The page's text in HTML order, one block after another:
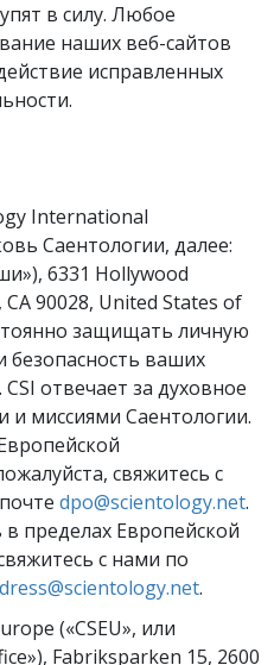
в силу. Любое
наших веб-сайтов
исправленных
International
Саентологии, далее:
6331 Hollywood
90028, United States of
защищать личную
безопасность ваших
отвечает за духовное
и миссиями Саентологии.
свяжитесь с
dpo@scientology.net.
пределах Европейской
с нами по
.
(«CSEU», или
Fabriksparken 15, 2600